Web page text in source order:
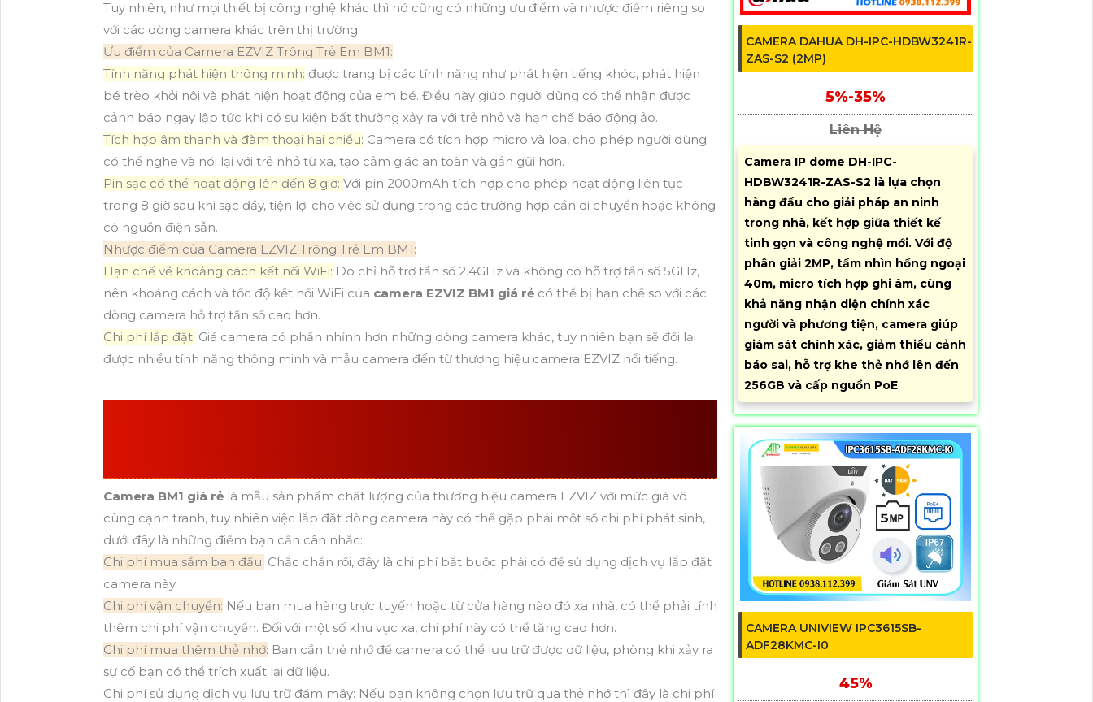
Tuy nhiên, như mọi thiết bị công nghệ khác thì nó cũng có những ưu điểm và nhược điểm riêng so
với các dòng camera khác trên thị trường.
Ưu điểm của Camera EZVIZ Trông Trẻ Em BM1:
Tính năng phát hiện thông minh: được trang bị các tính năng như phát hiện tiếng khóc, phát hiện
bé trèo khỏi nôi và phát hiện hoạt động của em bé. Điều này giúp người dùng có thể nhận được
cảnh báo ngay lập tức khi có sự kiện bất thường xảy ra với trẻ nhỏ và hạn chế báo động ảo.
Tích hợp âm thanh và đàm thoại hai chiều: Camera có tích hợp micro và loa, cho phép người dùng
có thể nghe và nói lại với trẻ nhỏ từ xa, tạo cảm giác an toàn và gần gũi hơn.
Pin sạc có thể hoạt động lên đến 8 giờ: Với pin 2000mAh tích hợp cho phép hoạt động liên tục
trong 8 giờ sau khi sạc đầy, tiện lợi cho việc sử dụng trong các trường hợp cần di chuyển hoặc không
có nguồn điện sẵn.
Nhược điểm của Camera EZVIZ Trông Trẻ Em BM1:
Hạn chế về khoảng cách kết nối WiFi: Do chỉ hỗ trợ tần số 2.4GHz và không có hỗ trợ tần số 5GHz,
nên khoảng cách và tốc độ kết nối WiFi của camera EZVIZ BM1 giá rẻ có thể bị hạn chế so với các
dòng camera hỗ trợ tần số cao hơn.
Chi phí lắp đặt: Giá camera có phần nhỉnh hơn những dòng camera khác, tuy nhiên bạn sẽ đổi lại
được nhiều tính năng thông minh và mẫu camera đến từ thương hiệu camera EZVIZ nổi tiếng.
Camera BM1 giá rẻ là mẫu sản phẩm chất lượng của thương hiệu camera EZVIZ với mức giá vô
cùng cạnh tranh, tuy nhiên việc lắp đặt dòng camera này có thể gặp phải một số chi phí phát sinh,
dưới đây là những điểm bạn cần cân nhắc:
Chi phí mua sắm ban đầu: Chắc chắn rồi, đây là chi phí bắt buộc phải có để sử dụng dịch vụ lắp đặt
camera này.
Chi phí vận chuyển: Nếu bạn mua hàng trực tuyến hoặc từ cửa hàng nào đó xa nhà, có thể phải tính
thêm chi phí vận chuyển. Đối với một số khu vực xa, chi phí này có thể tăng cao hơn.
Chi phí mua thêm thẻ nhớ: Bạn cần thẻ nhớ để camera có thể lưu trữ được dữ liệu, phòng khi xảy ra
sự cố bạn có thể trích xuất lại dữ liệu.
Chi phí sử dụng dịch vụ lưu trữ đám mây: Nếu bạn không chọn lưu trữ qua thẻ nhớ thì đây là chi phí
CAMERA DAHUA DH-IPC-HDBW3241R-
ZAS-S2 (2MP)
5%-35%
Liên Hệ
Camera IP dome DH-IPC-
HDBW3241R-ZAS-S2 là lựa chọn
hàng đầu cho giải pháp an ninh
trong nhà, kết hợp giữa thiết kế
tinh gọn và công nghệ mới. Với độ
phân giải 2MP, tầm nhìn hồng ngoại
40m, micro tích hợp ghi âm, cùng
khả năng nhận diện chính xác
người và phương tiện, camera giúp
giám sát chính xác, giảm thiểu cảnh
báo sai, hỗ trợ khe thẻ nhớ lên đến
256GB và cấp nguồn PoE
CAMERA UNIVIEW IPC3615SB-
ADF28KMC-I0
45%